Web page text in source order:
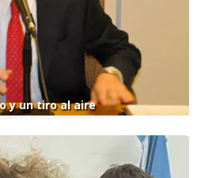
y un tiro al aire